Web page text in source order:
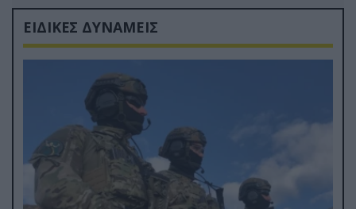
ΕΙΔΙΚΕΣ ΔΥΝΑΜΕΙΣ